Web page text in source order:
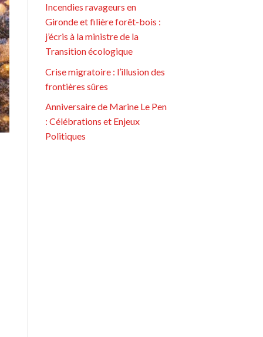
Incendies ravageurs en
Gironde et filière forêt-bois :
j’écris à la ministre de la
Transition écologique
Crise migratoire : l’illusion des
frontières sûres
Anniversaire de Marine Le Pen
: Célébrations et Enjeux
Politiques